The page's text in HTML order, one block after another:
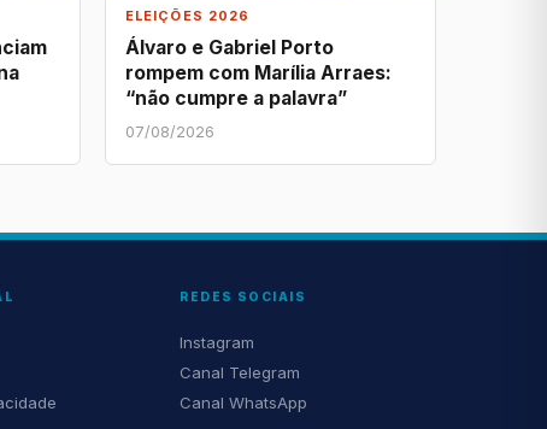
ELEIÇÕES 2026
Álvaro e Gabriel Porto
rompem com Marília Arraes:
“não cumpre a palavra”
07/08/2026
REDES SOCIAIS
Instagram
Canal Telegram
Canal WhatsApp